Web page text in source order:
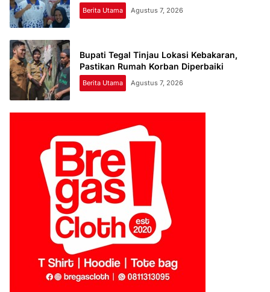
Berita Utama Agustus 7, 2026
Bupati Tegal Tinjau Lokasi Kebakaran,
Pastikan Rumah Korban Diperbaiki
Berita Utama Agustus 7, 2026